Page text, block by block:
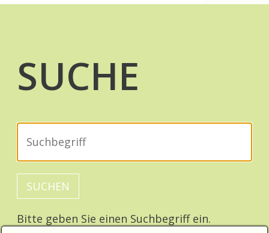
SUCHE
Bitte geben Sie einen Suchbegriff ein.